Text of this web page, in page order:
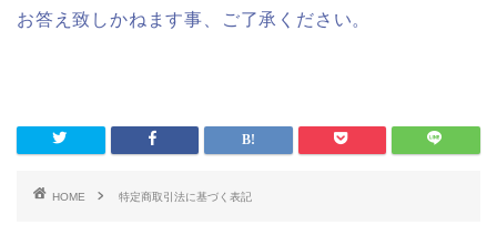
お答え致しかねます事、ご了承ください。
HOME 特定商取引法に基づく表記